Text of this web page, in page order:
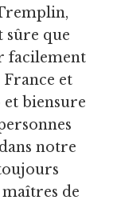
sûre que
facilement
France et
et biensure
notre
de